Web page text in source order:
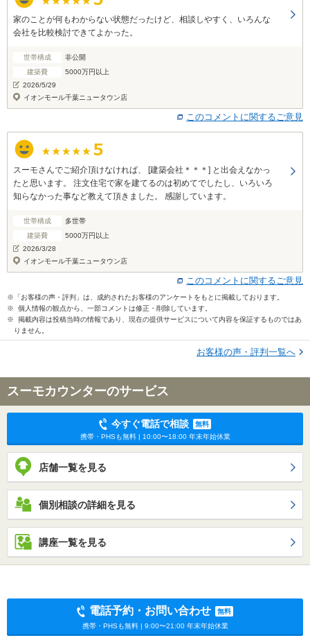
家のことが何もわからない状態だったけど、相談しやすく、いろんな
会社を比較検討できてよかった。
世帯構成
非公開
建築費
5000万円以上
2026/5/29
イオンモール千葉ニュータウン店
このコメントに関するご意見
スーモさんでご紹介頂けなければ、 [建築会社＊＊＊] と出会えなかっ
たと思います。 注文住宅で家を建てるのは初めてでしたし、いろいろ
知らなかった事など教えて頂きました。 感謝しています。
世帯構成
多世帯
建築費
5000万円以上
2026/3/28
イオンモール千葉ニュータウン店
このコメントに関するご意見
※「お客様の声・評判」は、成約されたお客様のアンケートをもとに掲載しております。
※ 個人情報の観点から、一部コメントは修正・削除しています。
※ 掲載内容は投稿当時の情報であり、現在の提供サービスについて内容を保証するものではあ
りません。
お客様の声・評判一覧へ
スーモカウンターのサービス
今すぐ電話で相談
無料
携帯・PHSも無料 | 10:00〜18:00 年末年始休業
店舗一覧を見る
個別相談の詳細を見る
講座一覧を見る
電話予約・お問い合わせ
無料
携帯・PHSも無料 | 9:00〜21:00 年末年始休業